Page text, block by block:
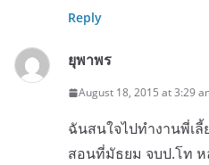
Reply
ยุพาพร
August 18, 2015 at 3:29
ฉันสนใจไปทำงานพี่เ
สอนที่มัธยม จบป.โท